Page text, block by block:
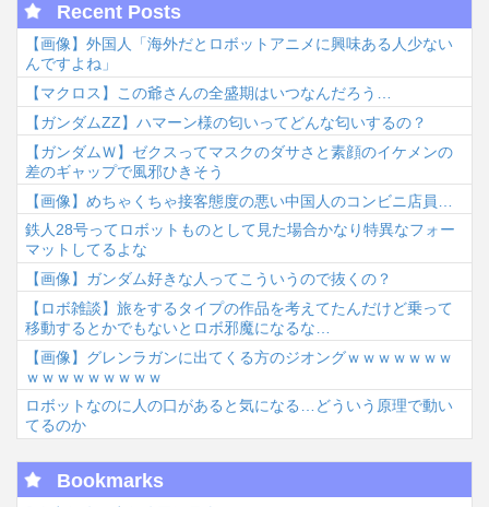
Recent Posts
【画像】外国人「海外だとロボットアニメに興味ある人少ない
んですよね」
【マクロス】この爺さんの全盛期はいつなんだろう…
【ガンダムΖΖ】ハマーン様の匂いってどんな匂いするの？
【ガンダムＷ】ゼクスってマスクのダサさと素顔のイケメンの
差のギャップで風邪ひきそう
【画像】めちゃくちゃ接客態度の悪い中国人のコンビニ店員…
鉄人28号ってロボットものとして見た場合かなり特異なフォー
マットしてるよな
【画像】ガンダム好きな人ってこういうので抜くの？
【ロボ雑談】旅をするタイプの作品を考えてたんだけど乗って
移動するとかでもないとロボ邪魔になるな…
【画像】グレンラガンに出てくる方のジオングｗｗｗｗｗｗｗ
ｗｗｗｗｗｗｗｗｗ
ロボットなのに人の口があると気になる…どういう原理で動い
てるのか
Bookmarks